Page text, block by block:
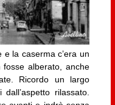
la caserma c’era un
fosse alberato, anche
Ricordo un largo
rilassato.